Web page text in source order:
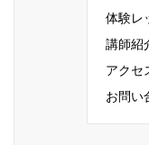
体験レ
講師紹
アクセ
お問い